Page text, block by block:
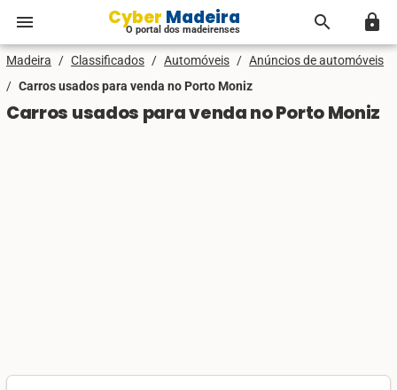
menu Cyber Madeira
O portal dos madeirenses search lock
Madeira / Classificados / Automóveis / Anúncios de automóveis
/ Carros usados para venda no Porto Moniz
Carros usados para venda no Porto Moniz